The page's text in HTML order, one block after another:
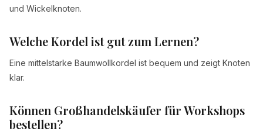
und Wickelknoten.
Welche Kordel ist gut zum Lernen?
Eine mittelstarke Baumwollkordel ist bequem und zeigt Knoten
klar.
Können Großhandelskäufer für Workshops
bestellen?